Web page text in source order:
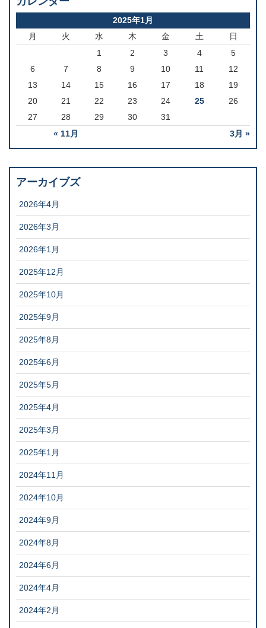
2025年1月
月
火 水 木 金 土 日
« 11月 3月 »
1 2 3 4
5
6
7 8 9 10 11
12
13
14 15 16 17 18
19
20
21 22 23 24 25
26
27
28 29 30 31
アーカイブズ
2026年4月
2026年3月
2026年1月
2025年12月
2025年10月
2025年9月
2025年8月
2025年6月
2025年5月
2025年4月
2025年3月
2025年1月
2024年11月
2024年10月
2024年9月
2024年8月
2024年6月
2024年4月
2024年2月